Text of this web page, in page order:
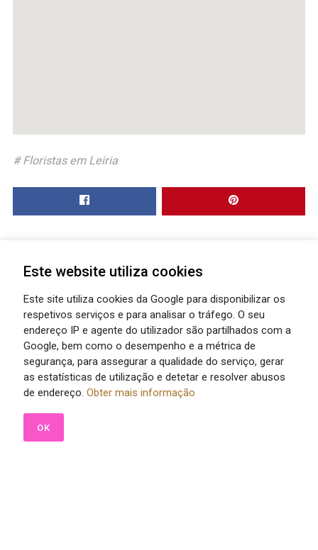
Floristas em Leiria
Este website utiliza cookies
Este site utiliza cookies da Google para disponibilizar os
respetivos serviços e para analisar o tráfego. O seu
endereço IP e agente do utilizador são partilhados com a
Google, bem como o desempenho e a métrica de
segurança, para assegurar a qualidade do serviço, gerar
as estatísticas de utilização e detetar e resolver abusos
de endereço. Obter mais informação
OK